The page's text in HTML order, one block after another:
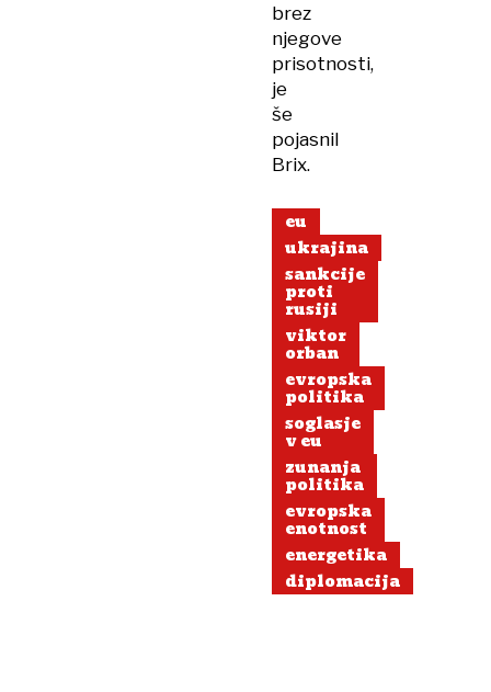
brez
njegove
prisotnosti,
je
še
pojasnil
Brix.
eu
ukrajina
sankcije
proti
rusiji
viktor
orban
evropska
politika
soglasje
v eu
zunanja
politika
evropska
enotnost
energetika
diplomacija